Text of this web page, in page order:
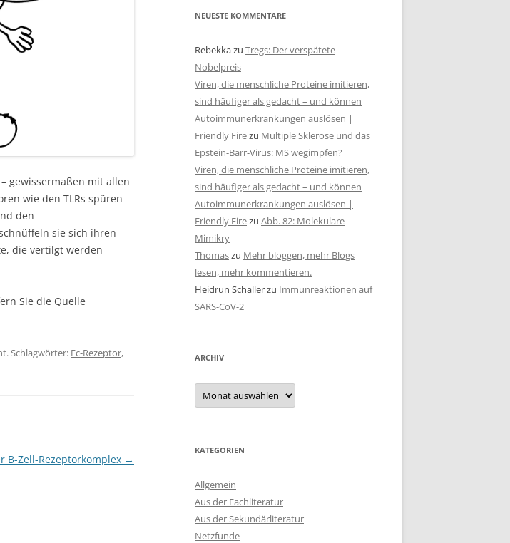
gewissermaßen mit allen
wie den TLRs spüren
den
sie sich ihren
die vertilgt werden
Sie die Quelle
Schlagwörter: Fc-Rezeptor,
B-Zell-Rezeptorkomplex →
NEUESTE KOMMENTARE
Rebekkazu Tregs: Der verspätete
Nobelpreis
Viren, die menschliche Proteine imitieren,
sind häufiger als gedacht – und können
Autoimmunerkrankungen auslösen |
Friendly Firezu Multiple Sklerose und das
Epstein-Barr-Virus: MS wegimpfen?
Viren, die menschliche Proteine imitieren,
sind häufiger als gedacht – und können
Autoimmunerkrankungen auslösen |
Friendly Firezu Abb. 82: Molekulare
Mimikry
Thomaszu Mehr bloggen, mehr Blogs
lesen, mehr kommentieren.
Heidrun Schallerzu Immunreaktionen auf
SARS-CoV-2
ARCHIV
Archiv
KATEGORIEN
Allgemein
Aus der Fachliteratur
Aus der Sekundärliteratur
Netzfunde